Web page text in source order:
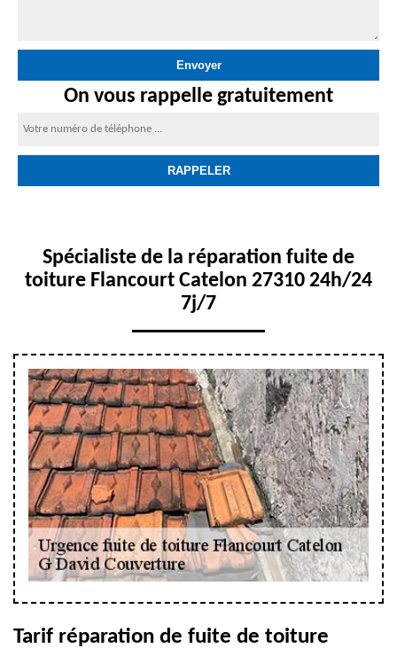
On vous rappelle gratuitement
Spécialiste de la réparation fuite de
toiture Flancourt Catelon 27310 24h/24
7j/7
Tarif réparation de fuite de toiture